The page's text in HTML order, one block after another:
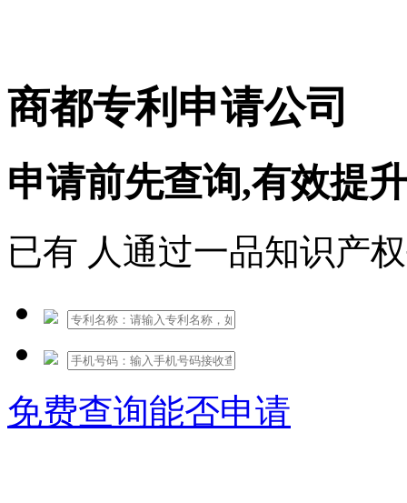
商都专利申请公司
申请前先查询,有效提
已有 人通过一品知识产
免费查询能否申请